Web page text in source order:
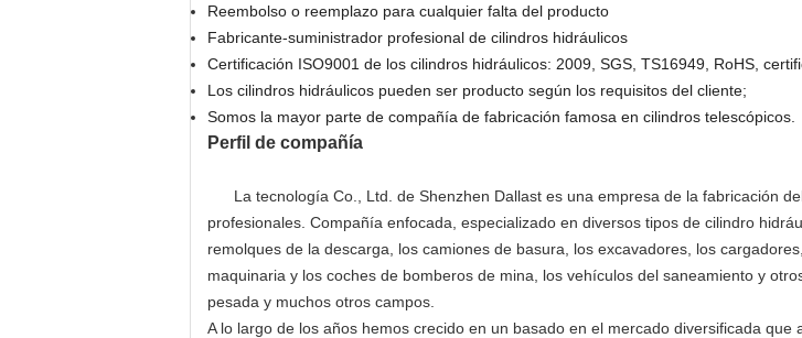
Reembolso o reemplazo para cualquier falta del producto
Fabricante-suministrador profesional de cilindros hidráulicos
Certificación ISO9001 de los cilindros hidráulicos: 2009, SGS, TS16949, RoHS,
Los cilindros hidráulicos pueden ser producto según los requisitos del cliente;
Somos la mayor parte de compañía de fabricación famosa en cilindros telescópicos.
Perfil de compañía
La tecnología Co., Ltd. de Shenzhen Dallast es una empresa de la fabricación
profesionales. Compañía enfocada, especializado en diversos tipos de cilindro
remolques de la descarga, los camiones de basura, los excavadores, los
maquinaria y los coches de bomberos de mina, los vehículos del saneamiento y
pesada y muchos otros campos.
A lo largo de los años hemos crecido en un basado en el mercado diversificada que